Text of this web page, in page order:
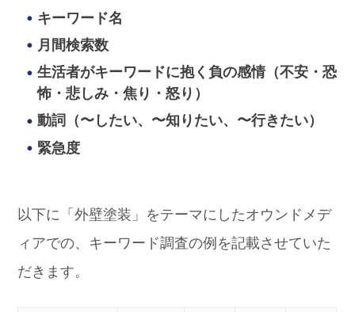
キーワード名
月間検索数
生活者がキーワードに抱く負の感情（不安・恐
怖・悲しみ・焦り・怒り）
動詞（〜したい、〜知りたい、〜行きたい）
緊急度
以下に「外壁塗装」をテーマにしたオウンドメデ
ィアでの、キーワード調査の例を記載させていた
だきます。